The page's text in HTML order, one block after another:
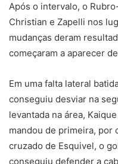
Após o intervalo, o
Christian e Zapelli nos
mudanças deram
começaram a aparecer
Em uma falta lateral
conseguiu desviar na
levantada na área,
mandou de primeira, por
cruzado de Esquivel, o
conseguiu defender a